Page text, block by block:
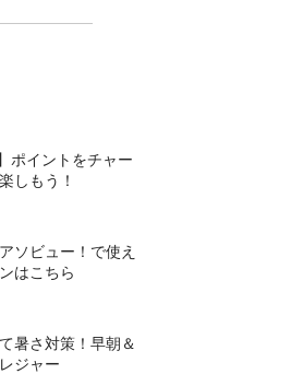
ポイントをチャー
しもう！
ソビュー！で使え
はこちら
暑さ対策！早朝＆
ジャー